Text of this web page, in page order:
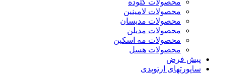
محصولات گلوده
محصولات لامینین
محصولات مدیسان
محصولات مدیلن
محصولات مه اسکین
محصولات هسل
پیش فرض
ساپورتهای ارتوپدی